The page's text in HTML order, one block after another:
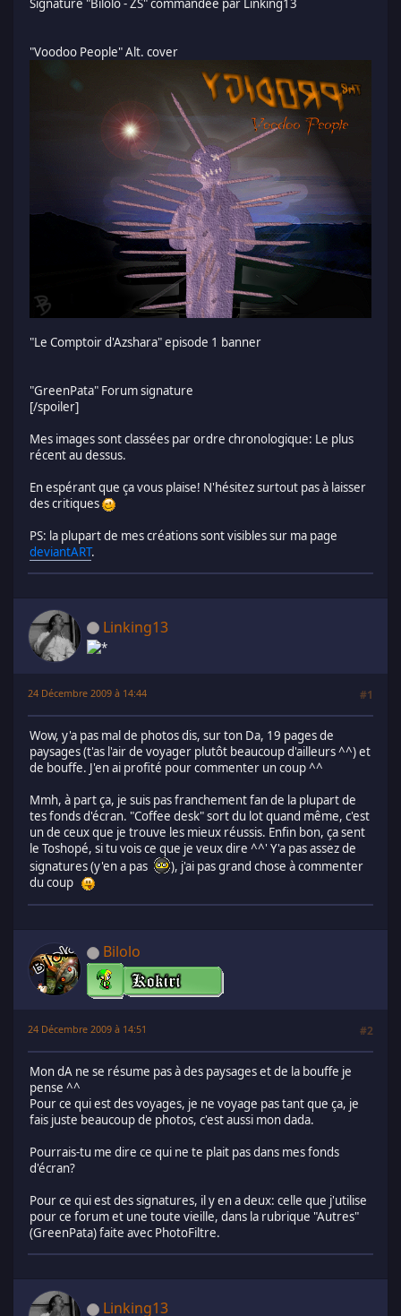
Signature "Bilolo - ZS" commandée par Linking13
"Voodoo People" Alt. cover
"Le Comptoir d'Azshara" episode 1 banner
"GreenPata" Forum signature
[/spoiler]
Mes images sont classées par ordre chronologique: Le plus
récent au dessus.
En espérant que ça vous plaise! N'hésitez surtout pas à laisser
des critiques
PS: la plupart de mes créations sont visibles sur ma page
deviantART.
Linking13
24 Décembre 2009 à 14:44 #1
Wow, y'a pas mal de photos dis, sur ton Da, 19 pages de
paysages (t'as l'air de voyager plutôt beaucoup d'ailleurs ^^) et
de bouffe. J'en ai profité pour commenter un coup ^^
Mmh, à part ça, je suis pas franchement fan de la plupart de
tes fonds d'écran. "Coffee desk" sort du lot quand même, c'est
un de ceux que je trouve les mieux réussis. Enfin bon, ça sent
le Toshopé, si tu vois ce que je veux dire ^^' Y'a pas assez de
signatures (y'en a pas
), j'ai pas grand chose à commenter
du coup
Bilolo
24 Décembre 2009 à 14:51 #2
Mon dA ne se résume pas à des paysages et de la bouffe je
pense ^^
Pour ce qui est des voyages, je ne voyage pas tant que ça, je
fais juste beaucoup de photos, c'est aussi mon dada.
Pourrais-tu me dire ce qui ne te plait pas dans mes fonds
d'écran?
Pour ce qui est des signatures, il y en a deux: celle que j'utilise
pour ce forum et une toute vieille, dans la rubrique "Autres"
(GreenPata) faite avec PhotoFiltre.
Linking13